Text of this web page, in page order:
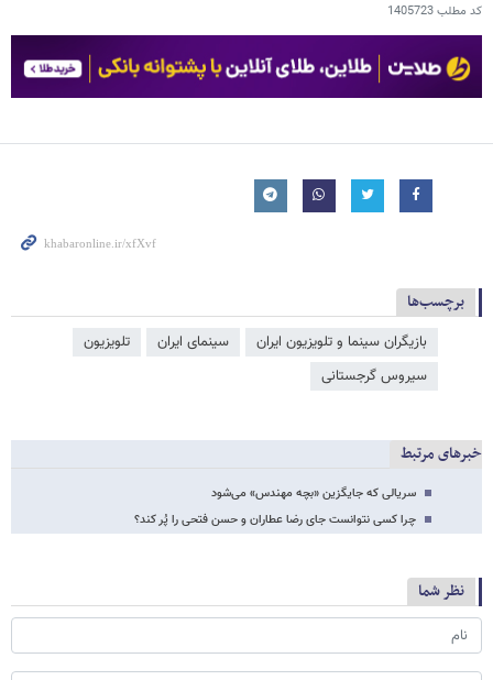
کد مطلب1405723
برچسب‌ها
بازیگران سینما و تلویزیون ایران سینمای ایران
تلویزیون
سیروس گرجستانی
خبرهای مرتبط
سریالی که جایگزین «بچه مهندس» می‌شود
چرا کسی نتوانست جای رضا عطاران و حسن فتحی را پُر کند؟
نظر شما